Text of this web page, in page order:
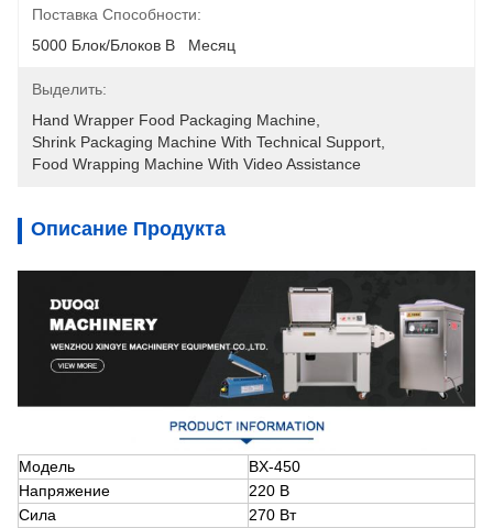
Поставка Способности:
5000 Блок/блоков В   Месяц
Выделить:
Hand Wrapper Food Packaging Machine
Shrink Packaging Machine With Technical Support
Food Wrapping Machine With Video Assistance
Описание Продукта
Модель
BX-450
Напряжение
220 В
Сила
270 Вт